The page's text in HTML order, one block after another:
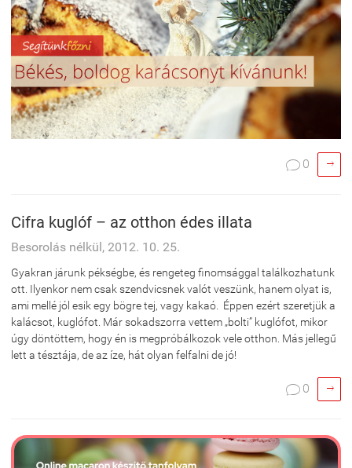
 0 
Cifra kuglóf – az otthon édes illata
Besorolás nélkül, 2012. 10. 25.
Gyakran járunk pékségbe, és rengeteg finomsággal találkozhatunk
ott. Ilyenkor nem csak szendvicsnek valót veszünk, hanem olyat is,
ami mellé jól esik egy bögre tej, vagy kakaó. Éppen ezért szeretjük a
kalácsot, kuglófot. Már sokadszorra vettem „bolti” kuglófot, mikor
úgy döntöttem, hogy én is megpróbálkozok vele otthon. Más jellegű
lett a tésztája, de az íze, hát olyan felfalni de jó!
 0 